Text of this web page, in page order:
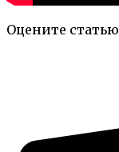
Оцените статью